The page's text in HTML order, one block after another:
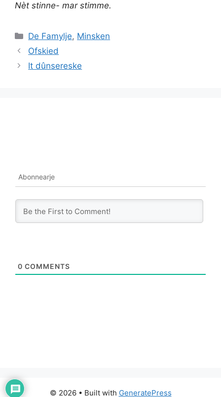
Nèt stinne- mar stimme.
Categories
De Famylje, Minsken
Ofskied
It dûnsereske
Abonnearje
0 COMMENTS
© 2026 • Built with GeneratePress